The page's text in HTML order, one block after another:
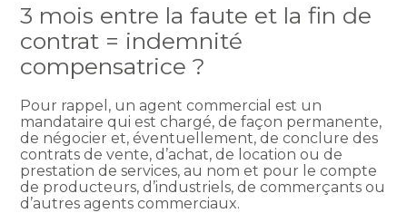
3 mois entre la faute et la fin de
contrat = indemnité
compensatrice ?
Pour rappel, un agent commercial est un
mandataire qui est chargé, de façon permanente,
de négocier et, éventuellement, de conclure des
contrats de vente, d’achat, de location ou de
prestation de services, au nom et pour le compte
de producteurs, d’industriels, de commerçants ou
d’autres agents commerciaux.